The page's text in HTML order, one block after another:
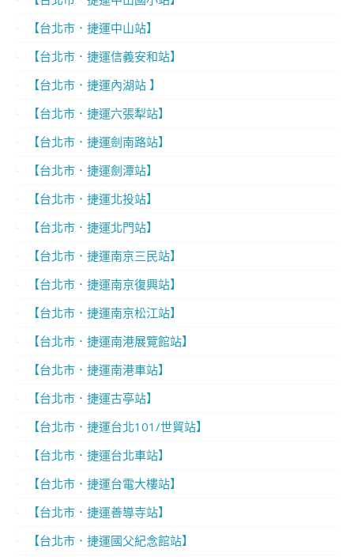
【台北市．捷運中山站】
【台北市．捷運信義安和站】
【台北市．捷運內湖站 】
【台北市．捷運六張犁站】
【台北市．捷運劍南路站】
【台北市．捷運劍潭站】
【台北市．捷運北投站】
【台北市．捷運北門站】
【台北市．捷運南京三民站】
【台北市．捷運南京復興站】
【台北市．捷運南京松江站】
【台北市．捷運南港展覽館站】
【台北市．捷運南港車站】
【台北市．捷運古亭站】
【台北市．捷運台北101/世貿站】
【台北市．捷運台北車站】
【台北市．捷運台電大樓站】
【台北市．捷運善導寺站】
【台北市．捷運國父紀念館站】